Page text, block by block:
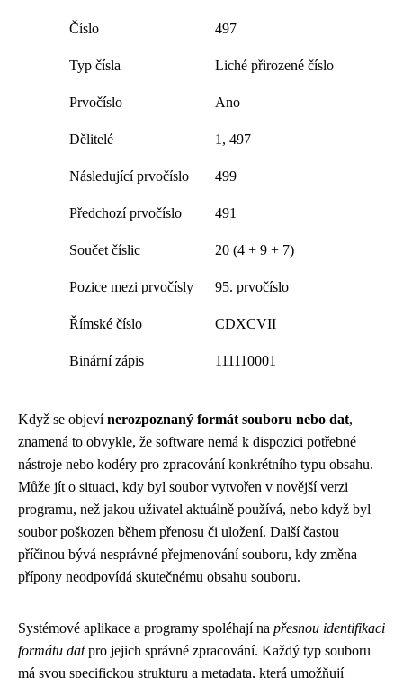
Číslo 497
Typ čísla Liché přirozené číslo
Prvočíslo Ano
Dělitelé 1, 497
Následující prvočíslo 499
Předchozí prvočíslo 491
Součet číslic 20 (4 + 9 + 7)
Pozice mezi prvočísly 95. prvočíslo
Římské číslo CDXCVII
Binární zápis 111110001
Když se objevínerozpoznaný formát souboru nebo dat,
znamená to obvykle, že software nemá k dispozici potřebné
nástroje nebo kodéry pro zpracování konkrétního typu obsahu.
Může jít o situaci, kdy byl soubor vytvořen v novější verzi
programu, než jakou uživatel aktuálně používá, nebo když byl
soubor poškozen během přenosu či uložení. Další častou
příčinou bývá nesprávné přejmenování souboru, kdy změna
přípony neodpovídá skutečnému obsahu souboru.
Systémové aplikace a programy spoléhají na přesnou identifikaci
formátu datpro jejich správné zpracování. Každý typ souboru
má svou specifickou strukturu a metadata, která umožňují